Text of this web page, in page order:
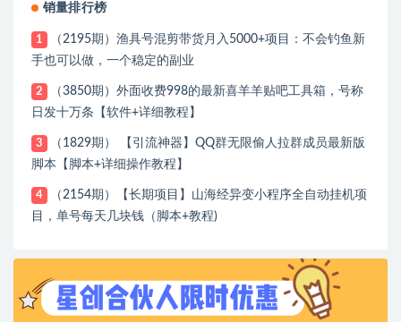
销量排行榜
1
（2195期）渔具号混剪带货月入5000+项目：不会钓鱼新
手也可以做，一个稳定的副业
2
（3850期）外面收费998的最新喜羊羊贴吧工具箱，号称
日发十万条【软件+详细教程】
3
（1829期） 【引流神器】QQ群无限偷人拉群成员最新版
脚本【脚本+详细操作教程】
4
（2154期）【长期项目】山海经异变小程序全自动挂机项
目，单号每天几块钱（脚本+教程)